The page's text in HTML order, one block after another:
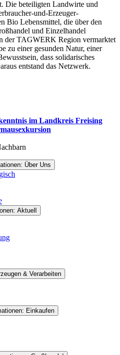
Die beteiligten Landwirte und
und-Erzeuger-
Bio Lebensmittel, die über den
und Einzelhandel
der TAGWERK Region vermarktet
zu einer gesunden Natur, einer
dass solidarisches
entstand das Netzwerk.
im Landkreis Freising
Über Uns
Aktuell
& Verarbeiten
Einkaufen